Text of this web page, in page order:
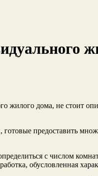
жилого дома, не стоит
предоставить
с числом
обусловленная